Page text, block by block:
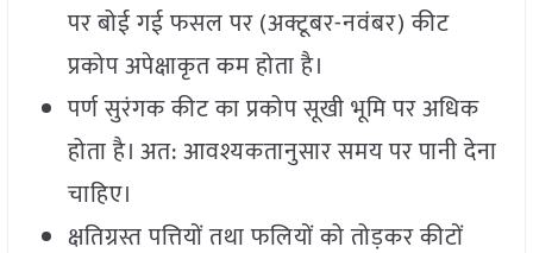
पर बोई गई फसल पर (अक्टूबर-नवंबर) कीट
प्रकोप अपेक्षाकृत कम होता है।
पर्ण सुरंगक कीट का प्रकोप सूखी भूमि पर अधिक
होता है। अत: आवश्यकतानुसार समय पर पानी देना
चाहिए।
क्षतिग्रस्त पत्तियों तथा फलियों को तोड़कर कीटों